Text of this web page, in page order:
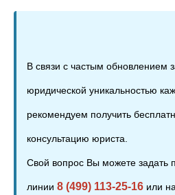
В связи с частым обновлением
юридической уникальностью
рекомендуем получить
консультацию юриста.
Свой вопрос Вы можете задать
линии 8 (499) 113-25-16 или